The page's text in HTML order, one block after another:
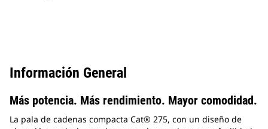
Información General
Más potencia. Más rendimiento. Mayor comodidad.
La pala de cadenas compacta Cat® 275, con un diseño de